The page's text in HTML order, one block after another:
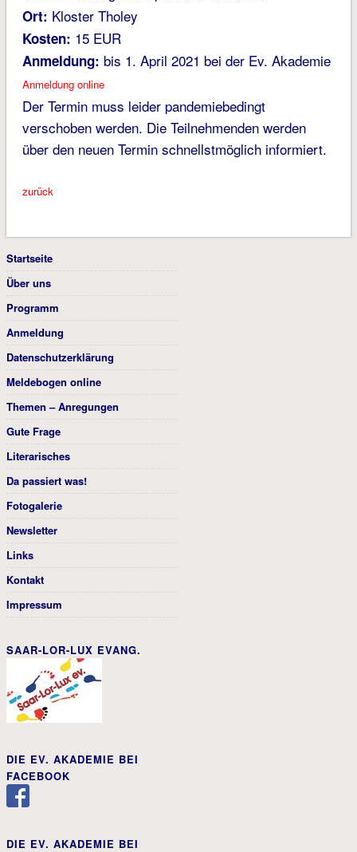
Ort: Kloster Tholey
Kosten: 15 EUR
Anmeldung: bis 1. April 2021 bei der Ev. Akademie
Anmeldung online
Der Termin muss leider pandemiebedingt
verschoben werden. Die Teilnehmenden werden
über den neuen Termin schnellstmöglich informiert.
zurück
Startseite
Über uns
Programm
Anmeldung
Datenschutzerklärung
Meldebogen online
Themen – Anregungen
Gute Frage
Literarisches
Da passiert was!
Fotogalerie
Newsletter
Links
Kontakt
Impressum
SAAR-LOR-LUX EVANG.
DIE EV. AKADEMIE BEI
FACEBOOK
DIE EV. AKADEMIE BEI